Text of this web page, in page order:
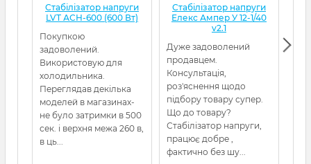
Стабілізатор напруги
LVT АСН-600 (600 Вт)
Покупкою
задоволений.
Використовую для
холодильника.
Переглядав декілька
моделей в магазинах-
не було затримки в 500
сек. і верхня межа 260 в,
в ць...
Стабілізатор напруги
Елекс Ампер У 12-1/40
v2.1
Дуже задоволений
продавцем.
Консультація,
роз'яснення щодо
підбору товару супер.
Що до товару?
Стабілізатор напруги,
працює добре ,
фактично без шу...